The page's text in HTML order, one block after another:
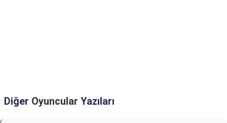
Diğer Oyuncular Yazıları